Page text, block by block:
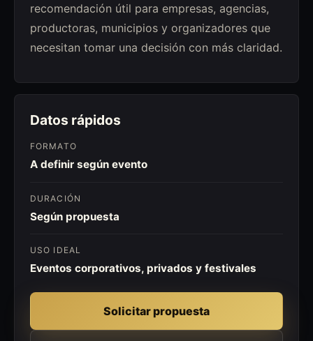
recomendación útil para empresas, agencias,
productoras, municipios y organizadores que
necesitan tomar una decisión con más claridad.
Datos rápidos
FORMATO
A definir según evento
DURACIÓN
Según propuesta
USO IDEAL
Eventos corporativos, privados y festivales
Solicitar propuesta